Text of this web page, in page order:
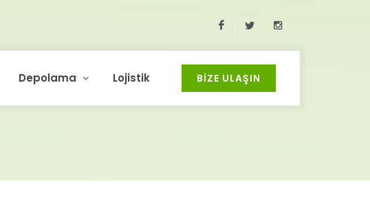
FacebookTwitter
BIZE ULAŞIN
Depolama Lojistik